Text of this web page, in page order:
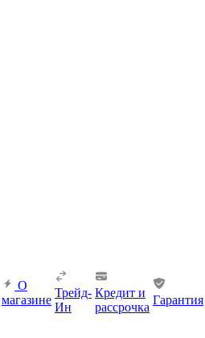
О
магазине
Трейд-
Ин
Кредит и
рассрочка
Гарантия